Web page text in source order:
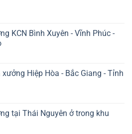
KCN Bình Xuyên - Vĩnh Phúc -
xưởng Hiệp Hòa - Bắc Giang - Tỉnh
tại Thái Nguyên ở trong khu